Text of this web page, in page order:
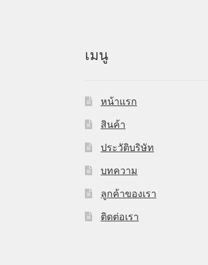
เมนู
หน้าแรก
สินค้า
ประวัติบริษัท
บทความ
ลูกค้าของเรา
ติดต่อเรา